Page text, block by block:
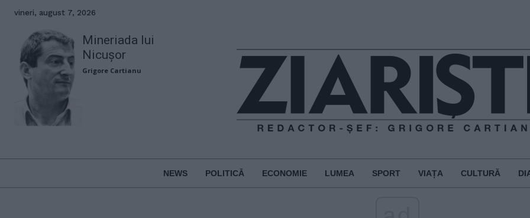
vineri, august 7, 2026
Mineriada lui
Nicușor
Grigore Cartianu
NEWS POLITICĂ ECONOMIE LUMEA SPORT VIAȚA CULTURĂ